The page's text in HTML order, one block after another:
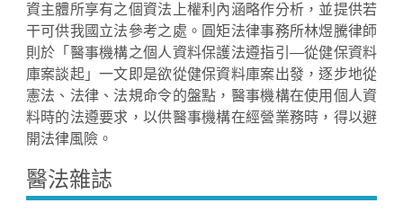
資主體所享有之個資法上權利內涵略作分析，並提供若
干可供我國立法參考之處。圓矩法律事務所林煜騰律師
則於「醫事機構之個人資料保護法遵指引—從健保資料
庫案談起」一文即是欲從健保資料庫案出發，逐步地從
憲法、法律、法規命令的盤點，醫事機構在使用個人資
料時的法遵要求，以供醫事機構在經營業務時，得以避
開法律風險。
醫法雜誌